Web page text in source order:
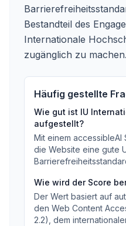
Bestandteil des
Internationale
zugänglich zu machen.
Häufig gestellte
Wie gut ist IU
aufgestellt?
Mit einem accessibleAI
die Website eine gute
Wie wird der Score
Der Wert basiert auf
den Web Content
2.2), dem